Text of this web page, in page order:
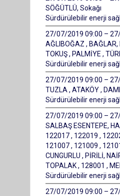
SÖĞÜTLÜ, Sokağı
Sürdürülebilir enerji
27/07/2019 09:00 –
AĞLIBOĞAZ , BAĞLAR,
TOKUŞ , PALMİYE ,
Sürdürülebilir enerji
27/07/2019 09:00 –
TUZLA , ATAKÖY ,
Sürdürülebilir enerji
27/07/2019 09:00 –
SALBAŞ ESENTEPE,
122017 , 122019 ,
121007 , 121009 ,
CUNGURLU , PİRİLİ,
TOPALAK , 128001 ,
Sürdürülebilir enerji
27/07/2019 09:00 –